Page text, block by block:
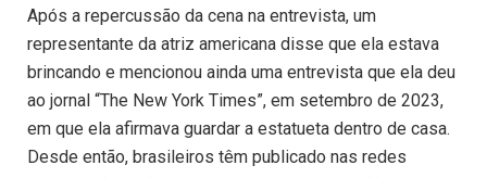
Após a repercussão da cena na entrevista, um
representante da atriz americana disse que ela estava
brincando e mencionou ainda uma entrevista que ela deu
ao jornal “The New York Times”, em setembro de 2023,
em que ela afirmava guardar a estatueta dentro de casa.
Desde então, brasileiros têm publicado nas redes